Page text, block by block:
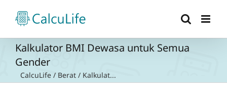
content
Kalkulator BMI Dewasa untuk Semua
Gender
CalcuLife / Berat / Kalkulat...